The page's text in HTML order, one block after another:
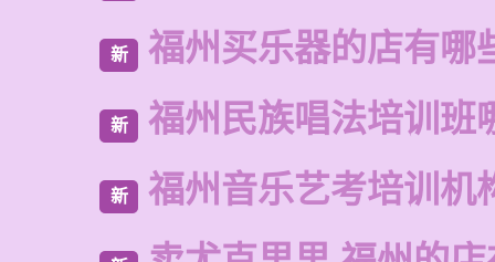
新 福州买乐器的店有哪
新 福州民族唱法培训班
新 福州音乐艺考培训机